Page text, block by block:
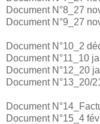
Document N°8_27
Document N°9_27
Document N°10_2
Document N°11_10
Document N°12_20
Document N°13_20/
Document
Document N°15_4